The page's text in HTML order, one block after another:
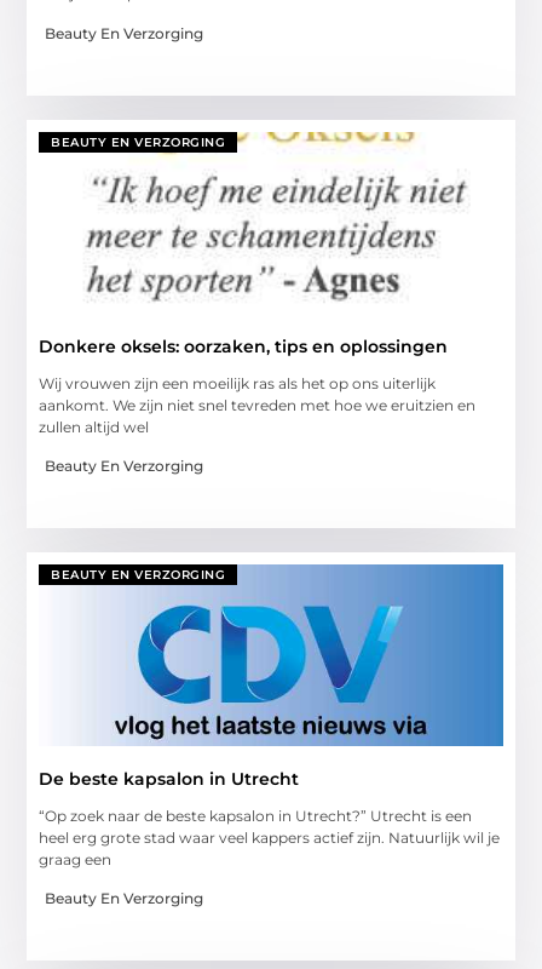
Beauty En Verzorging
BEAUTY EN VERZORGING
Donkere oksels: oorzaken, tips en oplossingen
Wij vrouwen zijn een moeilijk ras als het op ons uiterlijk
aankomt. We zijn niet snel tevreden met hoe we eruitzien en
zullen altijd wel
Beauty En Verzorging
BEAUTY EN VERZORGING
De beste kapsalon in Utrecht
“Op zoek naar de beste kapsalon in Utrecht?” Utrecht is een
heel erg grote stad waar veel kappers actief zijn. Natuurlijk wil je
graag een
Beauty En Verzorging